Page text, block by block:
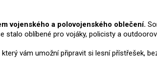
vojenského a polovojenského oblečení.
stalo oblíbené pro vojáky, policisty a
vám umožní připravit si lesní přístřešek,